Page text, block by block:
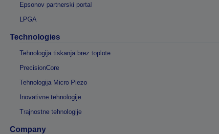
Epsonov partnerski portal
LPGA
Technologies
Tehnologija tiskanja brez toplote
PrecisionCore
Tehnologija Micro Piezo
Inovativne tehnologije
Trajnostne tehnologije
Company